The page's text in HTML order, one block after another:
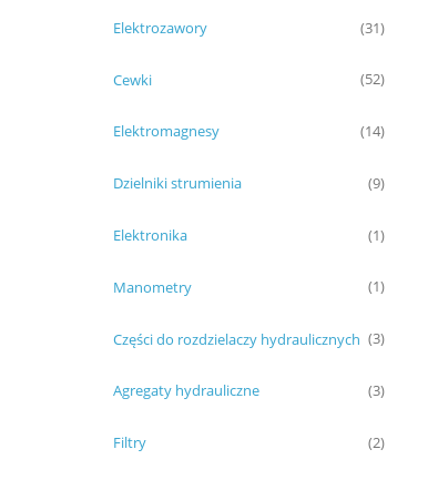
Elektrozawory (31)
Cewki (52)
Elektromagnesy (14)
Dzielniki strumienia (9)
Elektronika (1)
Manometry (1)
Części do rozdzielaczy hydraulicznych (3)
Agregaty hydrauliczne (3)
Filtry (2)